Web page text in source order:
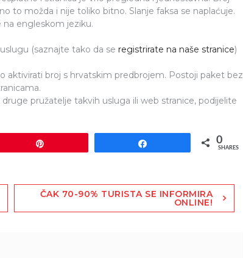
to možda i nije toliko bitno. Slanje faksa se naplaćuje.
na engleskom jeziku.
(saznajte tako da se registrirate na naše stranice)
aktivirati broj s hrvatskim predbrojem. Postoji paket bez
pružatelje takvih usluga ili web stranice, podijelite
0
SHARES
ČAK 70-90% TURISTA SE INFORMIRA
ONLINE!